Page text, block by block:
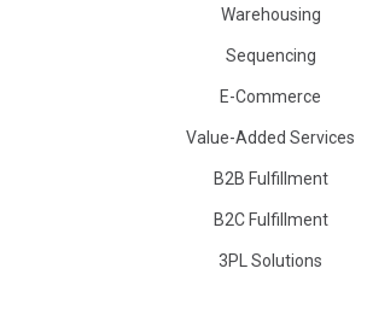
Warehousing
Sequencing
E-Commerce
Value-Added Services
B2B Fulfillment
B2C Fulfillment
3PL Solutions